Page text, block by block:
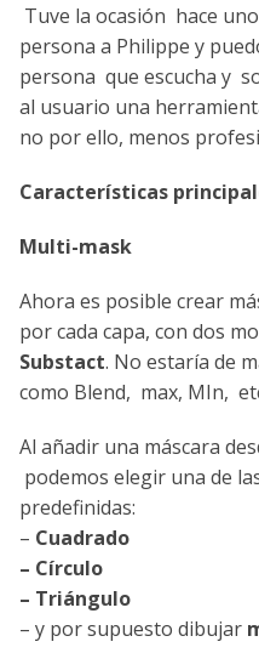
Tuve la ocasión hace
persona a Philippe y
persona que escucha y
al usuario una
no por ello, menos
Características
Multi-mask
Ahora es posible crear
por cada capa, con dos
Substact. No estaría de
como Blend, max, MIn,
Al añadir una máscara
podemos elegir una de
predefinidas:
– Cuadrado
– Círculo
– Triángulo
– y por supuesto dibujar